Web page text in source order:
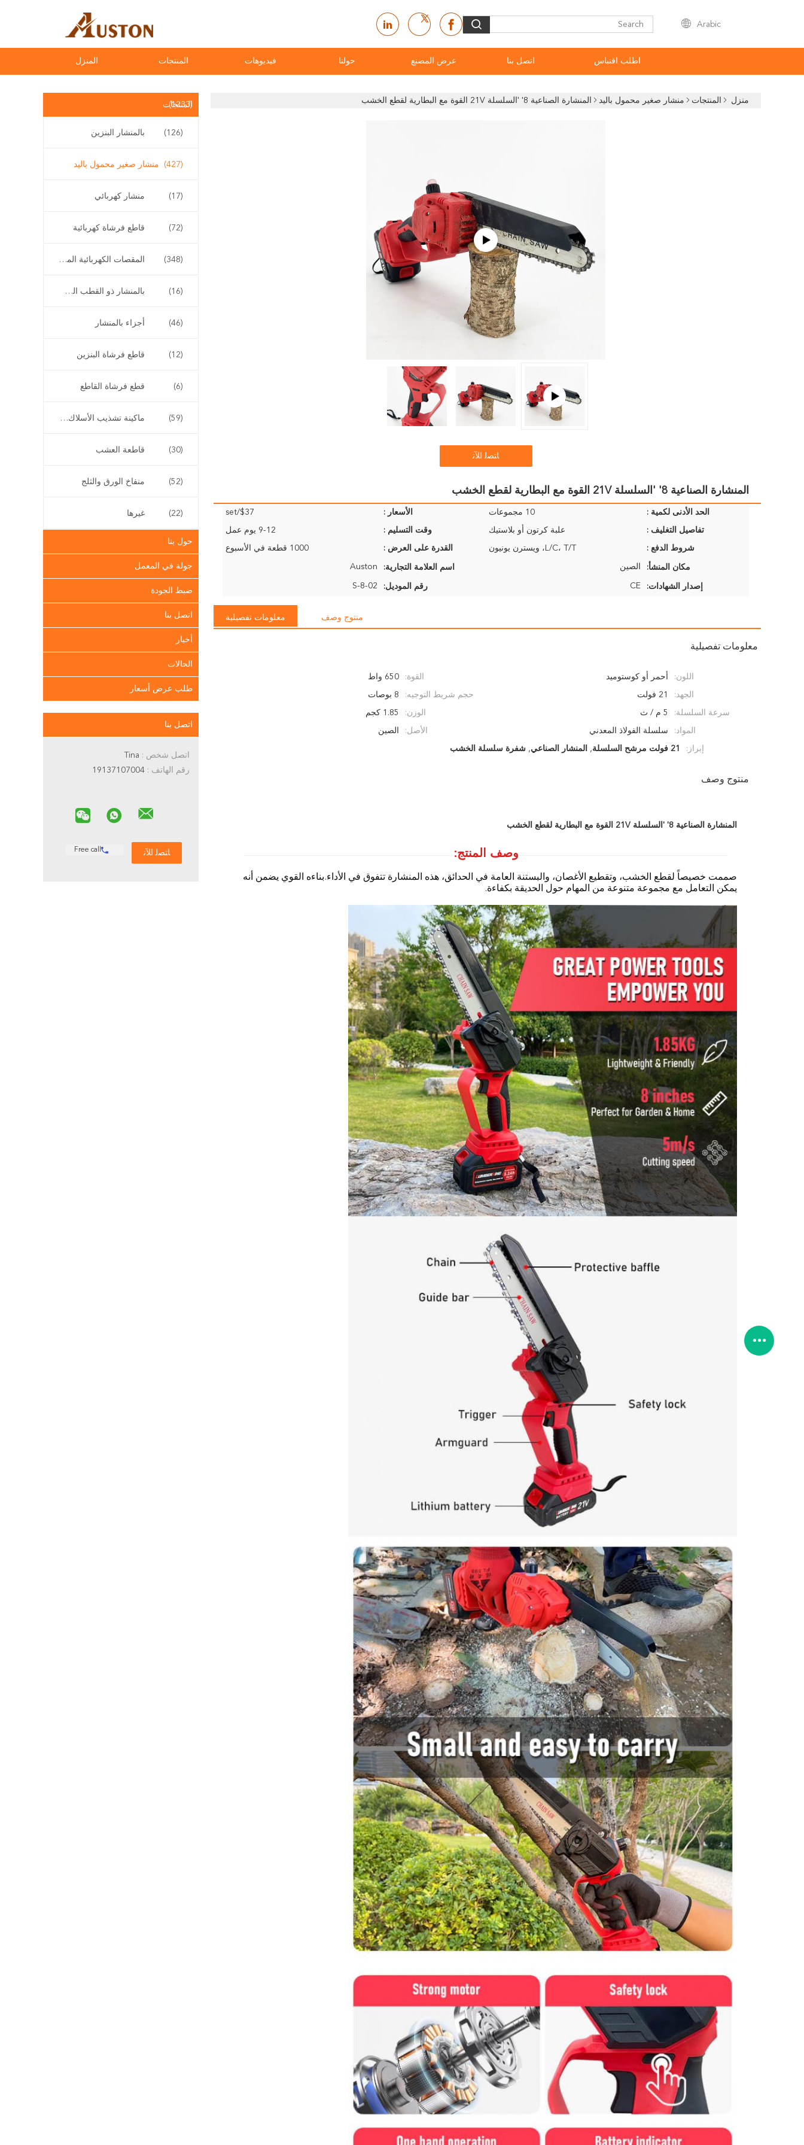
Arabic
المنزل المنتجات فيديوهات حولنا عرض المصنع اتصل بنا اطلب اقتباس
المنتجات(1233)
بالمنشار البنزين (126)
منشار صغير محمول باليد (427)
منشار كهربائي (17)
قاطع فرشاة كهربائية (72)
المقصات الكهربائية المقلم (348)
بالمنشار ذو القطب الطويل (16)
أجزاء بالمنشار (46)
قاطع فرشاة البنزين (12)
قطع فرشاة القاطع (6)
ماكينة تشذيب الأسلاك اللاسلكية (59)
قاطعة العشب (30)
منفاخ الورق والثلج (52)
غيرها (22)
حول بنا
جولة في المعمل
ضبط الجودة
اتصل بنا
أخبار
الحالات
طلب عرض أسعار
اتصل بنا
اتصل شخص :
رقم الهاتف :
Free call
منزل المنتجات منشار صغير محمول باليد المنشارة الصناعية 8' 'السلسلة 21V القوة مع البطارية لقطع الخشب
ﺎﺘﺼﻟ ﺍﻶﻧ
المنشارة الصناعية 8' 'السلسلة 21V القوة مع البطارية لقطع الخشب
الحد الأدنى لكمية : 10 مجموعات الأسعار : $37/set
تفاصيل التغليف : علبة كرتون أو بلاستيك وقت التسليم : 9-12 يوم عمل
شروط الدفع : L/C، T/T، ويسترن يونيون القدرة على العرض : 1000 قطعة في الأسبوع
مكان المنشأ: الصين اسم العلامة التجارية: Auston
إصدار الشهادات: CE رقم الموديل: S-8-02
معلومات تفصيلية منتوج وصف
معلومات تفصيلية
اللون: أحمر أو كوستوميد القوة: 650 واط
الجهد: 21 فولت حجم شريط التوجيه: 8 بوصات
سرعة السلسلة: 5 م / ث الوزن: 1.85 كجم
المواد: سلسلة الفولاذ المعدني الأصل: الصين
إبراز: 21 فولت مرشح السلسلة , المنشار الصناعي, شفرة سلسلة الخشب
منتوج وصف
المنشارة الصناعية 8' 'السلسلة 21V القوة مع البطارية لقطع الخشب
وصف المنتج:
صممت خصيصاً لقطع الخشب، وتقطيع الأغصان، والبستنة العامة في الحدائق، هذه المنشارة تتفوق في الأداء.بناءه القوي يضمن أنه
يمكن التعامل مع مجموعة متنوعة من المهام حول الحديقة بكفاءة.